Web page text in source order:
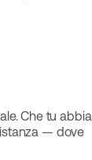
Che tu abbia
— dove